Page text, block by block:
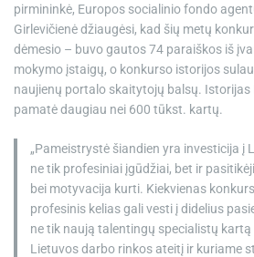
pirmininkė, Europos socialinio fondo
Girlevičienė džiaugėsi, kad šių metų
dėmesio – buvo gautos 74 paraiškos iš
mokymo įstaigų, o konkurso istorijos
naujienų portalo skaitytojų balsų.
pamatė daugiau nei 600 tūkst. kartų.
„Pameistrystė šiandien yra investicija į
ne tik profesiniai įgūdžiai, bet ir
bei motyvacija kurti. Kiekvienas
profesinis kelias gali vesti į didelius
ne tik naują talentingų specialistų
Lietuvos darbo rinkos ateitį ir kuriame